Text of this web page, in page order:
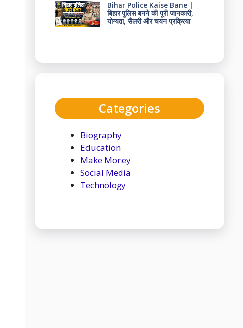
Bihar Police Kaise Bane |
बिहार पुलिस बनने की पूरी जानकारी,
योग्यता, सैलरी और चयन प्रक्रिया
Categories
Biography
Education
Make Money
Social Media
Technology